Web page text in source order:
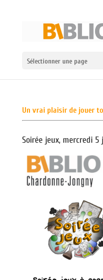
Sélectionner une page
Un vrai plaisir de jouer
Soirée jeux, mercredi 5